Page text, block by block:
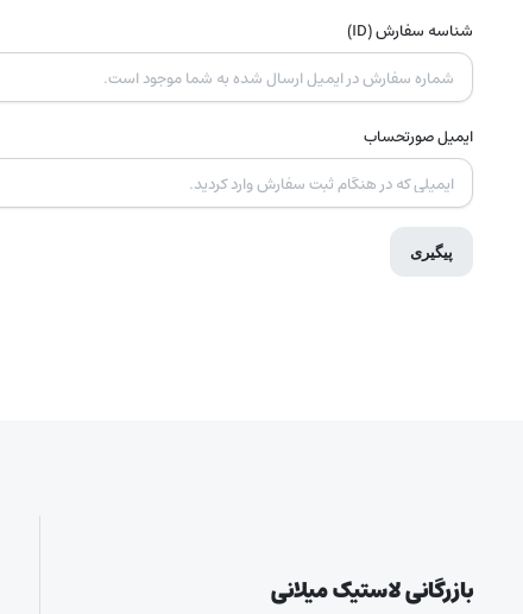
شناسه سفارش (ID)
ایمیل صورتحساب
پیگیری
بازرگانی لاستیک میلانی